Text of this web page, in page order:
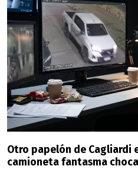
Otro papelón de Cagliardi
camioneta fantasma